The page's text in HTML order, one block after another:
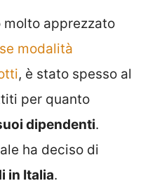
molto apprezzato
modalità
, è stato spesso al
per quanto
dipendenti.
ha deciso di
in Italia.